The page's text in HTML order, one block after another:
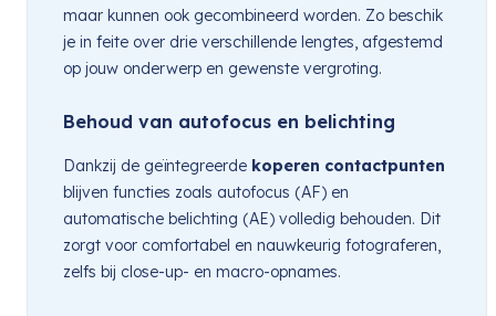
maar kunnen ook gecombineerd worden. Zo beschik
je in feite over drie verschillende lengtes, afgestemd
op jouw onderwerp en gewenste vergroting.
Behoud van autofocus en belichting
Dankzij de geïntegreerde koperen contactpunten
blijven functies zoals autofocus (AF) en
automatische belichting (AE) volledig behouden. Dit
zorgt voor comfortabel en nauwkeurig fotograferen,
zelfs bij close-up- en macro-opnames.